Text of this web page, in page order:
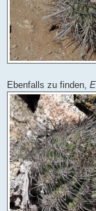
Ebenfalls zu finden,